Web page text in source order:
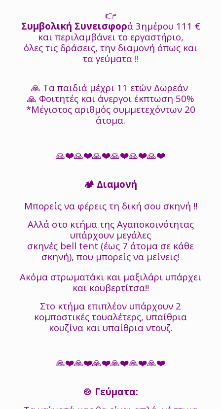
👉
Συμβολική Συνεισφορά 3ημέρου 111 €
και περιλαμβάνει το εργαστήριο,
όλες τις δράσεις, την διαμονή όπως και
τα γεύματα ‼️
🙏 Τα παιδιά μέχρι 11 ετών Δωρεάν
🙏 Φοιτητές και άνεργοι έκπτωση 50%
*Μέγιστος αριθμός συμμετεχόντων 20
άτομα.
🙏❤️🙏❤️🙏❤️🙏❤️🙏❤️🙏❤️
🏕 Διαμονή
Μπορείς να φέρεις τη δική σου σκηνή ‼️
Αλλά στο κτήμα της Αγαποκοινότητας
υπάρχουν μεγάλες
σκηνές bell tent (έως 7 άτομα σε κάθε
σκηνή), που μπορείς να μείνεις!
Ακόμα στρωματάκι και μαξιλάρι υπάρχει
και κουβερτίτσα‼️
Στο κτήμα επιπλέον υπάρχουν 2
κομποστικές τουαλέτερς, υπαίθρια
κουζίνα και υπαίθρια ντουζ.
🙏❤️🙏❤️🙏❤️🙏❤️🙏❤️🙏❤️
🍲 Γεύματα: